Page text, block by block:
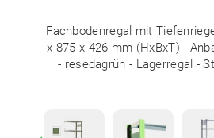
Fachbodenregal mit
x 875 x 426 mm (HxBxT) -
- resedagrün - Lagerregal -